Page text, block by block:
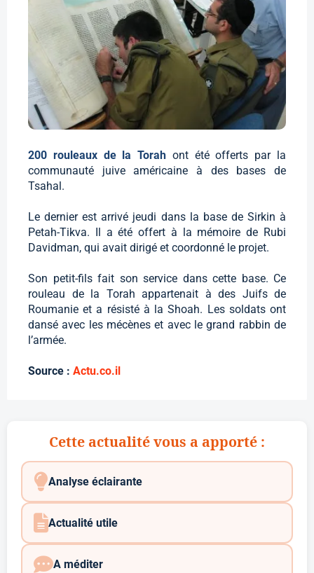
200 rouleaux de la Torah ont été offerts par la
communauté juive américaine à des bases de
Tsahal.
Le dernier est arrivé jeudi dans la base de Sirkin à
Petah-Tikva. Il a été offert à la mémoire de Rubi
Davidman, qui avait dirigé et coordonné le projet.
Son petit-fils fait son service dans cette base. Ce
rouleau de la Torah appartenait à des Juifs de
Roumanie et a résisté à la Shoah. Les soldats ont
dansé avec les mécènes et avec le grand rabbin de
l’armée.
Source : Actu.co.il
Cette actualité vous a apporté :
Analyse éclairante
Actualité utile
A méditer